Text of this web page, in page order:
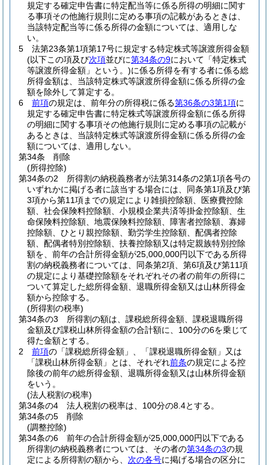
規定する確定申告書に特定配当等に係る所得の明細に関す
る事項その他施行規則に定める事項の記載があるときは、
当該特定配当等に係る所得の金額については、適用しな
い。
5
法第23条第1項第17号に規定する特定株式等譲渡所得金額
(以下この項及び次項並びに第34条の9において「特定株式
等譲渡所得金額」という。)に係る所得を有する者に係る総
所得金額は、当該特定株式等譲渡所得金額に係る所得の金
額を除外して算定する。
6
前項の規定は、前年分の所得税に係る第36条の3第1項に
規定する確定申告書に特定株式等譲渡所得金額に係る所得
の明細に関する事項その他施行規則に定める事項の記載が
あるときは、当該特定株式等譲渡所得金額に係る所得の金
額については、適用しない。
第34条
削除
(所得控除)
第34条の2
所得割の納税義務者が法第314条の2第1項各号の
いずれかに掲げる者に該当する場合には、同条第1項及び第
3項から第11項までの規定により雑損控除額、医療費控除
額、社会保険料控除額、小規模企業共済等掛金控除額、生
命保険料控除額、地震保険料控除額、障害者控除額、寡婦
控除額、ひとり親控除額、勤労学生控除額、配偶者控除
額、配偶者特別控除額、扶養控除額又は特定親族特別控除
額を、前年の合計所得金額が25,000,000円以下である所得
割の納税義務者については、同条第2項、第6項及び第11項
の規定により基礎控除額をそれぞれその者の前年の所得に
ついて算定した総所得金額、退職所得金額又は山林所得金
額から控除する。
(所得割の税率)
第34条の3
所得割の額は、課税総所得金額、課税退職所得
金額及び課税山林所得金額の合計額に、100分の6を乗じて
得た金額とする。
2
前項の「課税総所得金額」、「課税退職所得金額」又は
「課税山林所得金額」とは、それぞれ前条の規定による控
除後の前年の総所得金額、退職所得金額又は山林所得金額
をいう。
(法人税割の税率)
第34条の4
法人税割の税率は、100分の8.4とする。
第34条の5
削除
(調整控除)
第34条の6
前年の合計所得金額が25,000,000円以下である
所得割の納税義務者については、その者の第34条の3の規
定による所得割の額から、 次の各号に掲げる場合の区分に